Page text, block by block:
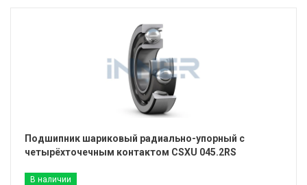
Подшипник шариковый радиально-упорный с
четырёхточечным контактом CSXU 045.2RS
В наличии